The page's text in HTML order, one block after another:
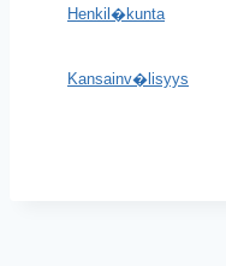
Henkil�kunta
Kansainv�lisyys